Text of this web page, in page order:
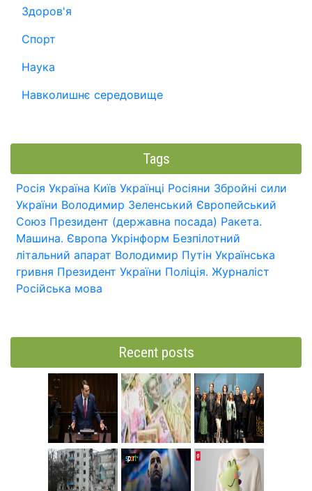
Здоров'я
Спорт
Наука
Навколишнє середовище
Tags
Росія Україна Київ Українці Росіяни Збройні сили
України Володимир Зеленський Європейський
Союз Президент (державна посада) Ракета.
Машина. Європа Укрінформ Безпілотний
літальний апарат Володимир Путін Українська
гривня Президент України Поліція. Журналіст
Російська мова
Recent posts